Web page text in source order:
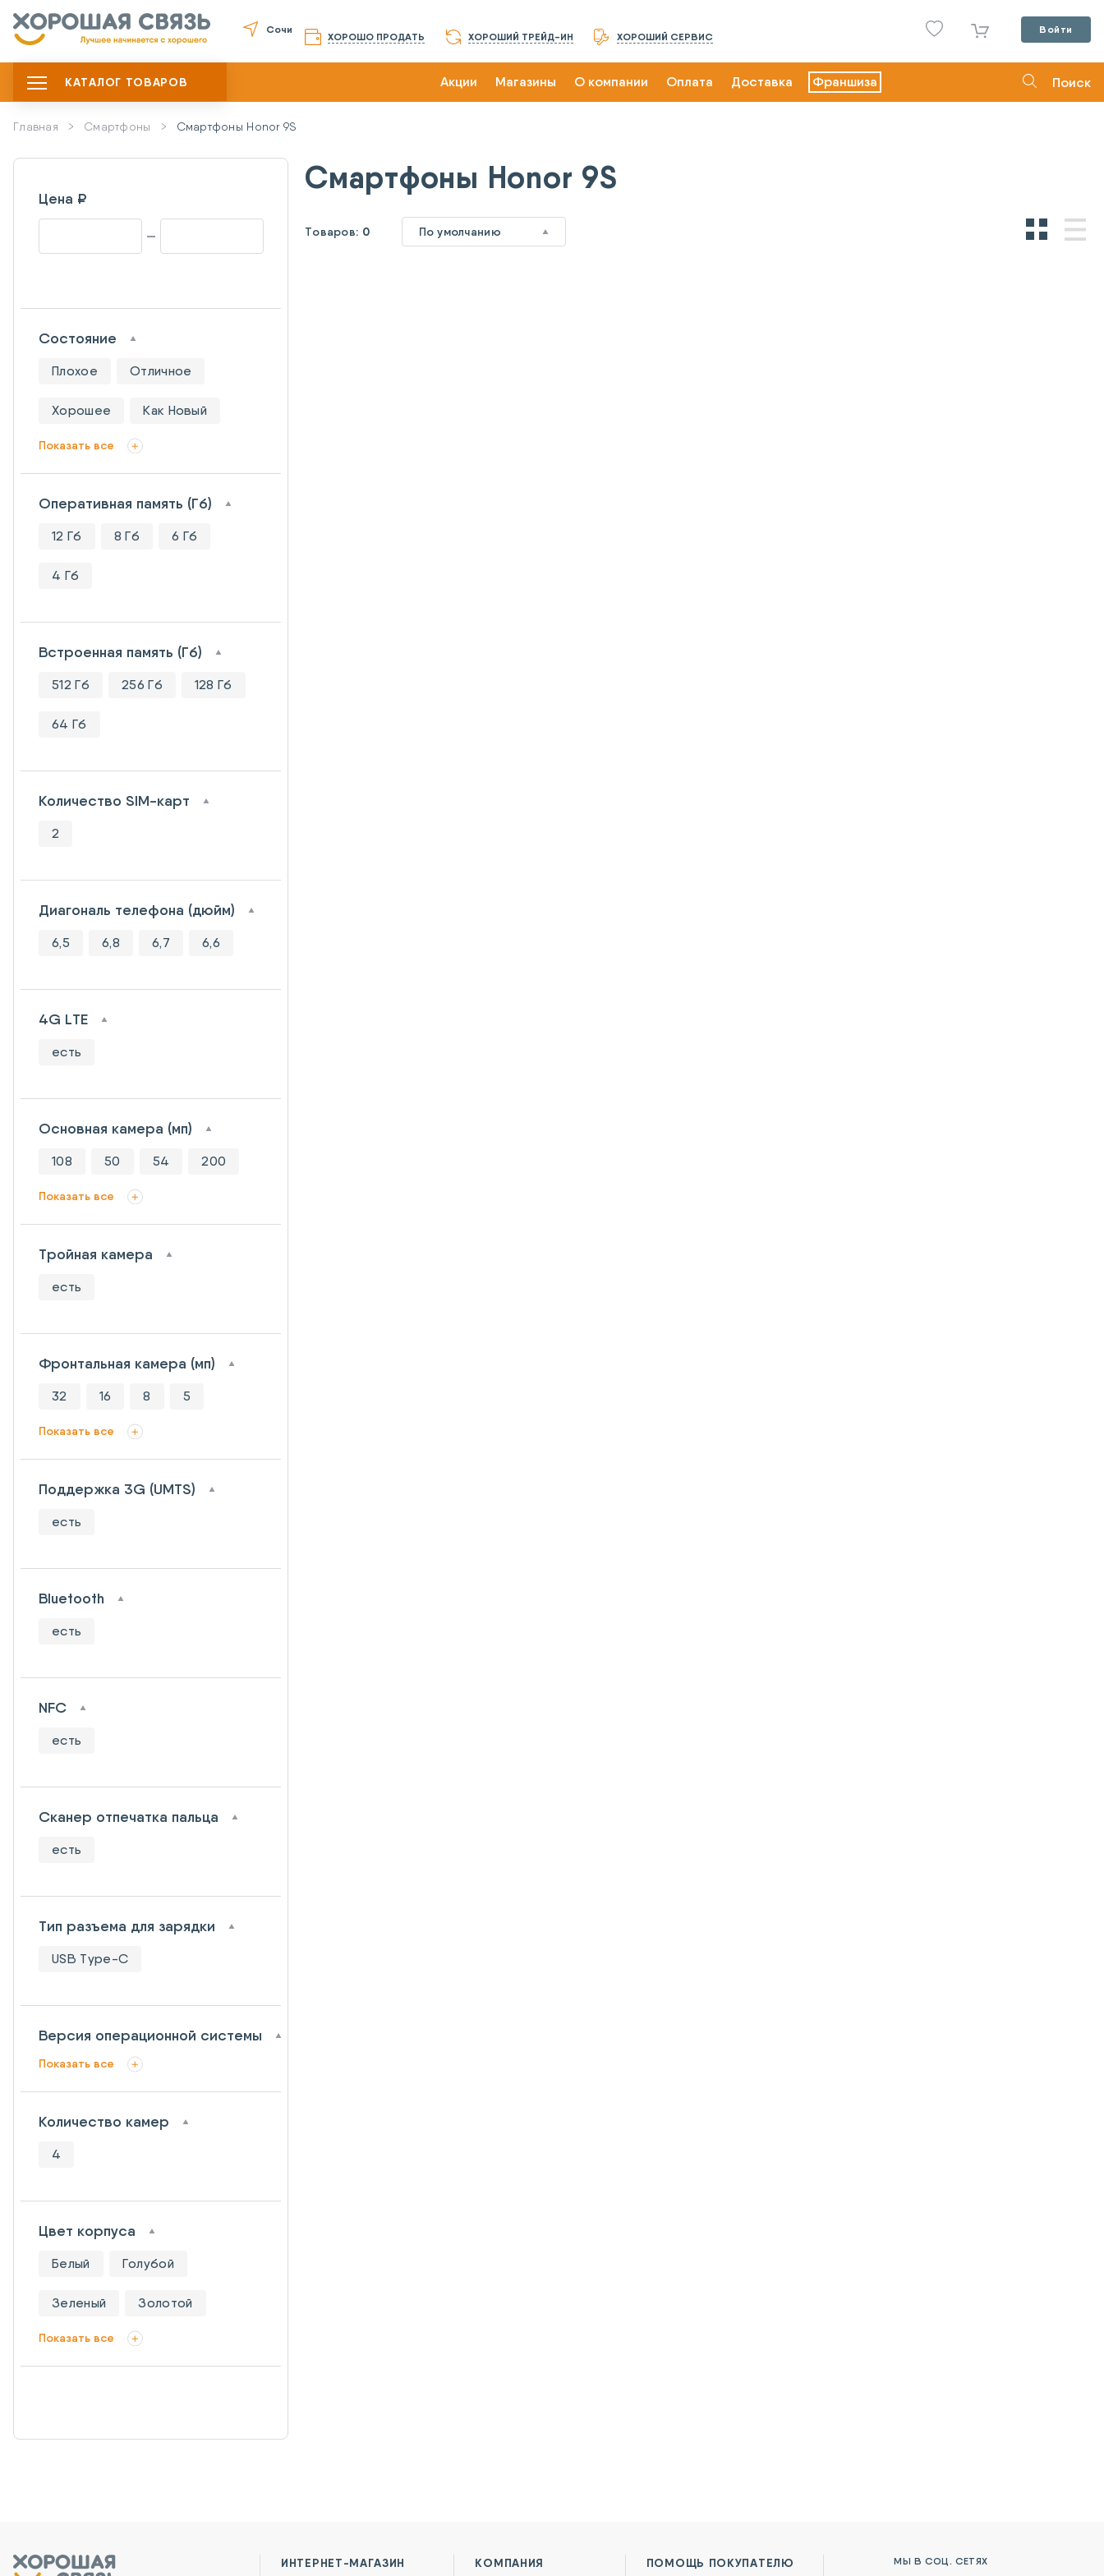
Сочи
ХОРОШО ПРОДАТЬ ХОРОШИЙ ТРЕЙД-ИН ХОРОШИЙ СЕРВИС
Войти
КАТАЛОГ ТОВАРОВ Акции Магазины О компании Оплата Доставка Франшиза Поиск
Главная Смартфоны Смартфоны Honor 9S
Цена ₽
Состояние
Плохое Отличное
Хорошее Как Новый
Показать все
Оперативная память (Гб)
12 Гб 8 Гб 6 Гб
4 Гб
Встроенная память (Гб)
512 Гб 256 Гб 128 Гб
64 Гб
Количество SIM-карт
2
Диагональ телефона (дюйм)
6,5 6,8 6,7 6,6
4G LTE
есть
Основная камера (мп)
108 50 54 200
Показать все
Тройная камера
есть
Фронтальная камера (мп)
32 16 8 5
Показать все
Поддержка 3G (UMTS)
есть
Bluetooth
есть
NFC
есть
Сканер отпечатка пальца
есть
Тип разъема для зарядки
USB Type-C
Версия операционной системы
Показать все
Количество камер
4
Цвет корпуса
Белый Голубой
Зеленый Золотой
Показать все
Смартфоны Honor 9S
Товаров: 0 По умолчанию
ИНТЕРНЕТ-МАГАЗИН КОМПАНИЯ ПОМОЩЬ ПОКУПАТЕЛЮ МЫ В СОЦ. СЕТЯХ